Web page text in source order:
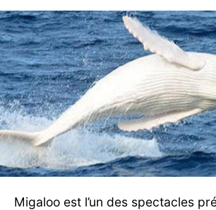
Migaloo est l’un des spectacles